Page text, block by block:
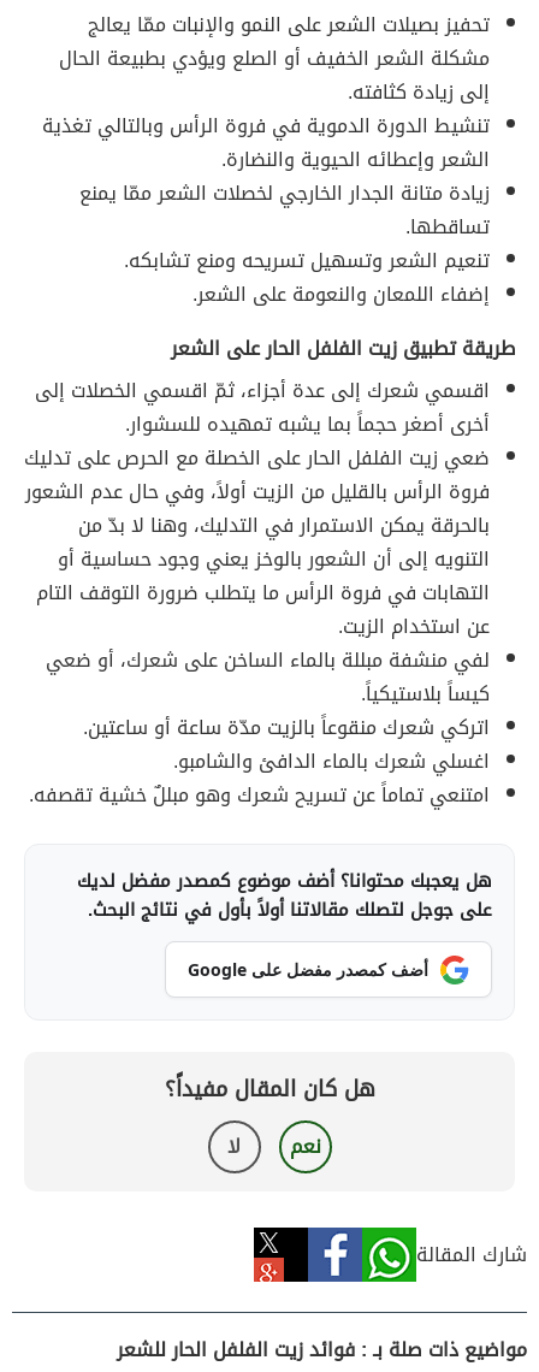
تحفيز بصيلات الشعر على النمو والإنبات ممّا يعالج
مشكلة الشعر الخفيف أو الصلع ويؤدي بطبيعة الحال
إلى زيادة كثافته.
تنشيط الدورة الدموية في فروة الرأس وبالتالي تغذية
الشعر وإعطائه الحيوية والنضارة.
زيادة متانة الجدار الخارجي لخصلات الشعر ممّا يمنع
تساقطها.
تنعيم الشعر وتسهيل تسريحه ومنع تشابكه.
إضفاء اللمعان والنعومة على الشعر.
طريقة تطبيق زيت الفلفل الحار على الشعر
اقسمي شعرك إلى عدة أجزاء، ثمّ اقسمي الخصلات إلى
أخرى أصغر حجماً بما يشبه تمهيده للسشوار.
ضعي زيت الفلفل الحار على الخصلة مع الحرص على تدليك
فروة الرأس بالقليل من الزيت أولاً، وفي حال عدم الشعور
بالحرقة يمكن الاستمرار في التدليك، وهنا لا بدّ من
التنويه إلى أن الشعور بالوخز يعني وجود حساسية أو
التهابات في فروة الرأس ما يتطلب ضرورة التوقف التام
عن استخدام الزيت.
لفي منشفة مبللة بالماء الساخن على شعرك، أو ضعي
كيساً بلاستيكياً.
اتركي شعرك منقوعاً بالزيت مدّة ساعة أو ساعتين.
اغسلي شعرك بالماء الدافئ والشامبو.
امتنعي تماماً عن تسريح شعرك وهو مبللٌ خشية تقصفه.
هل يعجبك محتوانا؟ أضف موضوع كمصدر مفضل لديك
على جوجل لتصلك مقالاتنا أولاً بأول في نتائج البحث.
أضف كمصدر مفضل على Google
هل كان المقال مفيداً؟
نعم لا
شارك المقالة
مواضيع ذات صلة بـ : فوائد زيت الفلفل الحار للشعر